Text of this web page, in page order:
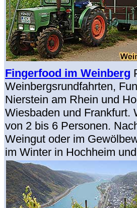
Fingerfood im Weinberg
Weinbergsrundfahrten,
Nierstein am Rhein und
Wiesbaden und Frankfurt.
von 2 bis 6 Personen.
Weingut oder im
im Winter in Hochheim